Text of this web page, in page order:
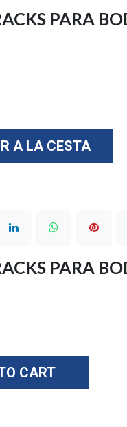
PARA
A LA CESTA
PARA
CART